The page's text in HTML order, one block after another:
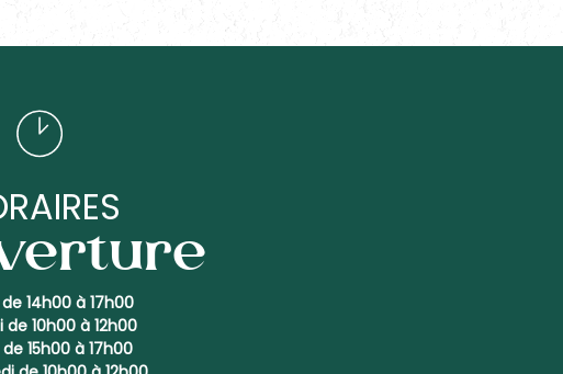
14h00 à 17h00
10h00 à 12h00
15h00 à 17h00